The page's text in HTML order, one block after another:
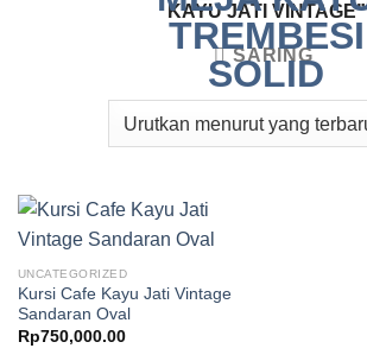
KAYU JATI VINTAGE”
SARING
UNCATEGORIZED
Kursi Cafe Kayu Jati Vintage
Sandaran Oval
Rp750,000.00